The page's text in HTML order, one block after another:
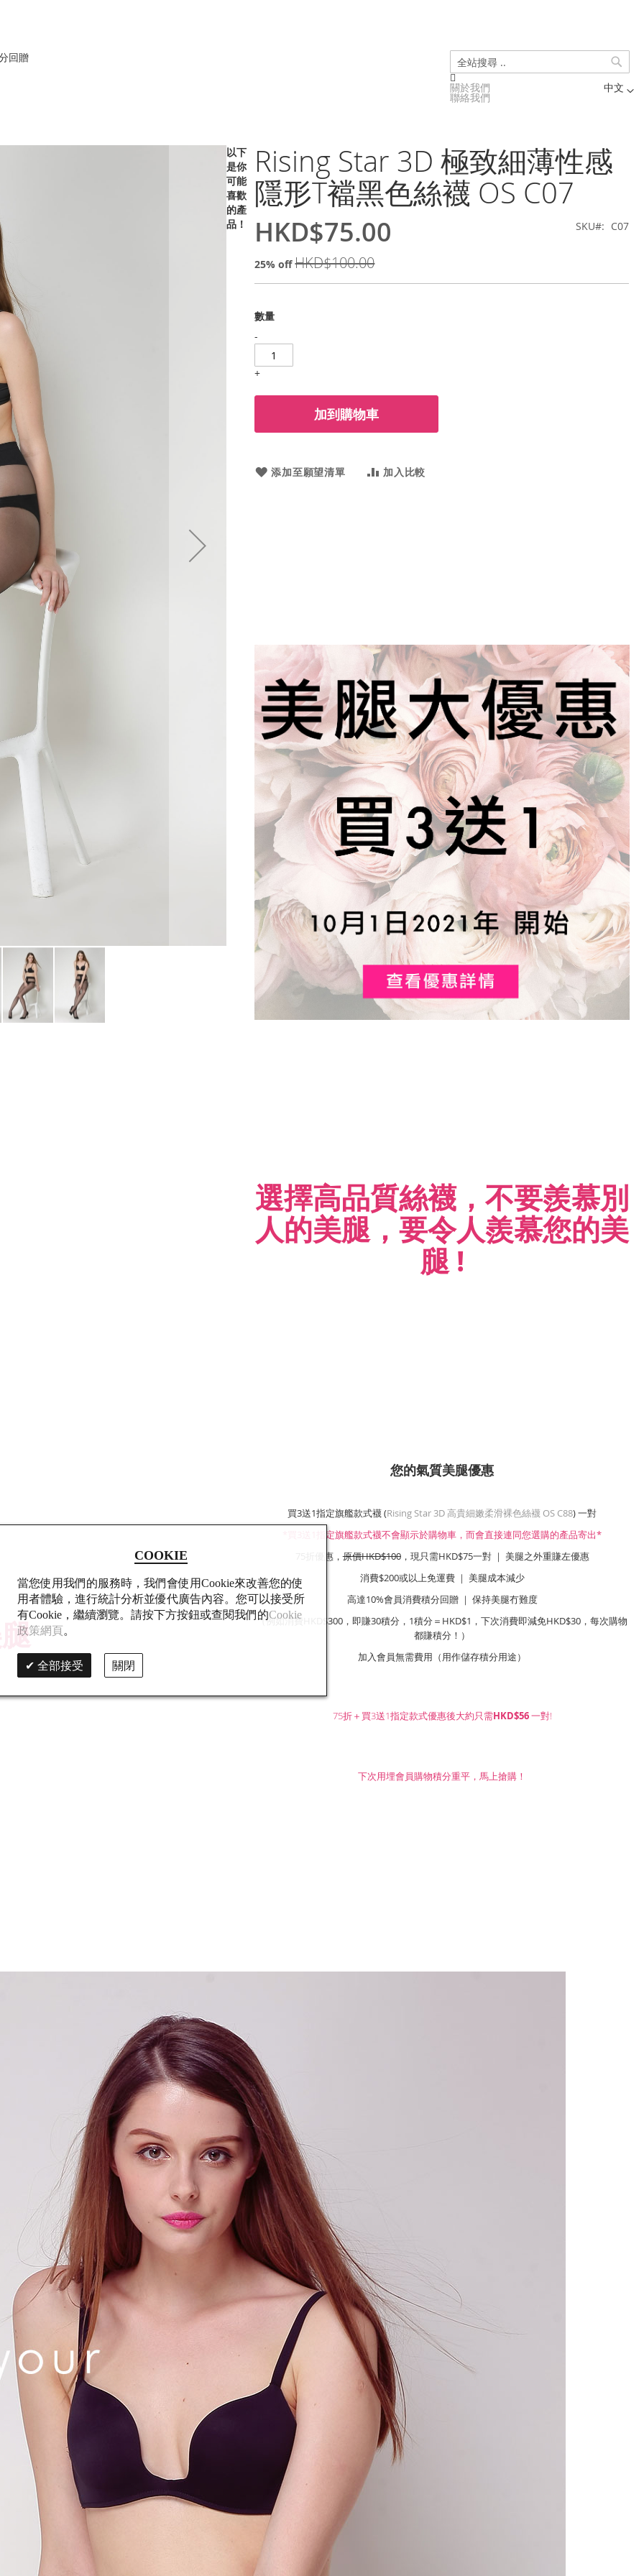
COOKIE
當您使用我們的服務時，我們會使用Cookie來改善您的使
用者體驗，進行統計分析並優代廣告內容。您可以接受所
有Cookie，繼續瀏覽。請按下方按鈕或查閱我們的Cookie
政策網頁。
全部接受 關閉
搜
尋
中文
關於我們
聯絡我們
回贈
Rising Star 3D 極致細薄性感
隱形T襠黑色絲襪 OS C07
特
HKD$75.00
25% offHKD$100.00
SKU C07
數量
-
+
加到購物車
添加至願望清單 加入比較
選擇高品質絲襪，不要羨慕別
人的美腿，要令人羨慕您的美
腿 !
您的氣質美腿優惠
買3送1指定旗艦款式襪 (Rising Star 3D 高貴細嫩柔滑裸色絲襪 OS C88) 一對
*買3送1指定旗艦款式襪不會顯示於購物車，而會直接連同您選購的產品寄出*
75折優惠，原價HKD$100，現只需HKD$75一對 ｜ 美腿之外重賺左優惠
消費$200或以上免運費 ｜ 美腿成本減少
高達10%會員消費積分回贈 ｜ 保持美腿冇難度
（例如消費HKD$300，即賺30積分，1積分＝HKD$1，下次消費即減免HKD$30，每次購物
都賺積分！）
加入會員無需費用（用作儲存積分用途）
75折＋買3送1指定款式優惠後大約只需HKD$56一對!
下次用埋會員購物積分重平，馬上搶購！
以下
是你
可能
喜歡
的產
品！